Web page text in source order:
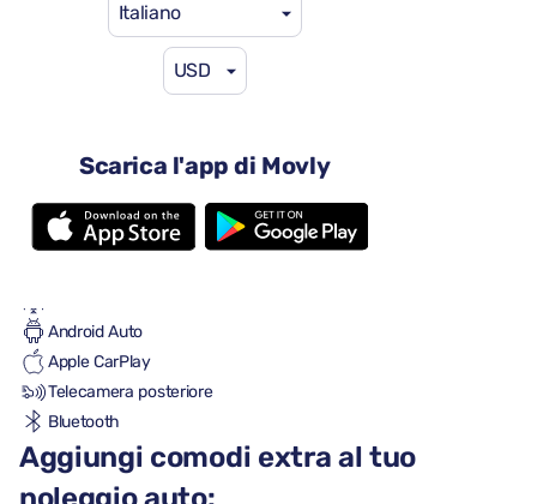
Italiano
USD
Scarica l'app di Movly
al giorno
Cambio automatico
5 sedili
3 valigie grandi
Una piccola valigia
Android Auto
Apple CarPlay
Telecamera posteriore
Bluetooth
Aggiungi comodi extra al tuo